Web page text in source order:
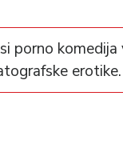
porno
erotike.